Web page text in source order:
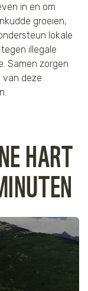
in en om
groeien,
lokale
illegale
Samen zorgen
van deze
HART